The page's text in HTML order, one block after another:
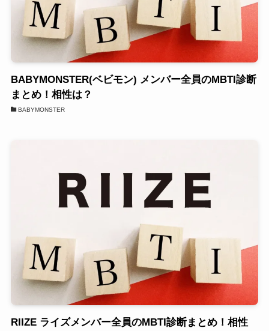
BABYMONSTER(ベビモン) メンバー全員のMBTI診断
まとめ！相性は？
BABYMONSTER
RIIZE ライズメンバー全員のMBTI診断まとめ！相性